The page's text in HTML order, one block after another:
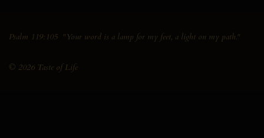
Psalm 119:105 "Your word is a lamp for my feet, a light on my path."
© 2026 Taste of Life